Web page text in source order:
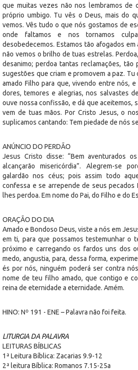
que muitas vezes não nos lembramos de
próprio umbigo. Tu vês o Deus, mais do
vemos. Vês tudo o que nós gostamos de
onde faltamos e nos tornamos
desobedecemos. Estamos tão afogados
não vemos o brilho de tuas estrelas.
desanimo; perdoa tantas reclamações, tão
sugestões que criam e promovem a paz. Tu
amado Filho para que, vivendo entre nós,
dores, temores e alegrias, nos salvastes
ouve nossa confissão, e dá que aceitemos,
vem de tuas mãos. Por Cristo Jesus, o
suplicamos cantando: Tem piedade de nós
ANÚNCIO DO PERDÃO
Jesus Cristo disse: “Bem aventurados
alcançarão misericórdia”. Alegrem-se
galardão nos céus; pois assim todo
confessa e se arrepende de seus pecados
lhes perdoa. Em nome do Pai, do Filho e do
ORAÇÃO DO DIA
Amado e Bondoso Deus, viste a nós em
em ti, para que possamos testemunhar o
próximo e carregando os fardos uns dos
medo, angustia, para, dessa forma,
és por nós, ninguém poderá ser contra
nome de teu filho amado, que contigo e
reina de eternidade a eternidade. Amém.
HINO: Nº 191 - ENE – Palavra não foi feita.
LITURGIA DA PALAVRA
LEITURAS BÍBLICAS
1ª Leitura Bíblica: Zacarias 9.9-12
2ª leitura Bíblica: Romanos 7.15-25a